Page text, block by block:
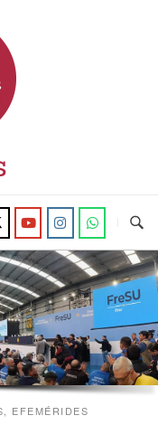
, EFEMÉRIDES